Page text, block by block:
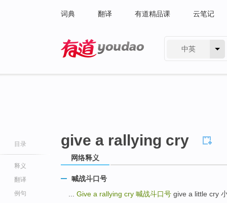
词典 翻译 有道精品课 云笔记
中英
目录
释义
翻译
例句
give a rallying cry
网络释义
喊战斗口号
Give a rallying cry 喊战斗口号 give a little cry